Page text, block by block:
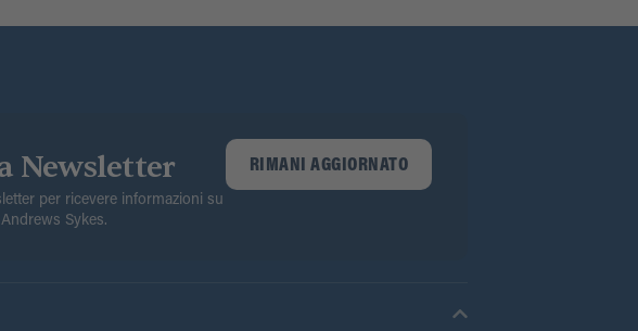
Newsletter
per ricevere informazioni su
Sykes.
RIMANI AGGIORNATO